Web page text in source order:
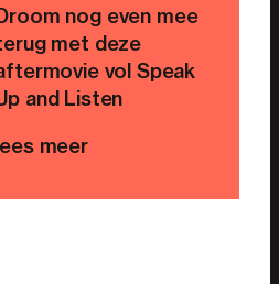
nog even mee
met deze
vol Speak
and Listen
meer